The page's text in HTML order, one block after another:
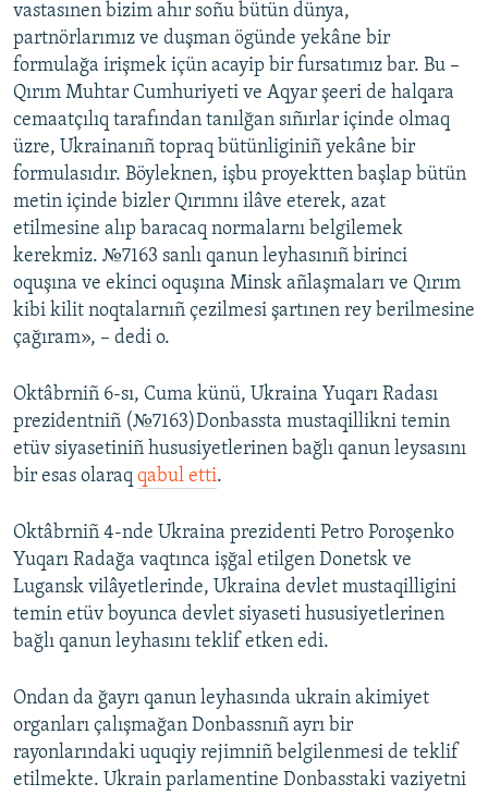
vastasınen bizim ahır soñu bütün dünya,
partnörlarımız ve duşman ögünde yekâne bir
formulağa irişmek içün acayip bir fursatımız bar. Bu –
Qırım Muhtar Cumhuriyeti ve Aqyar şeeri de halqara
cemaatçılıq tarafından tanılğan sıñırlar içinde olmaq
üzre, Ukrainanıñ topraq bütünliginiñ yekâne bir
formulasıdır. Böyleknen, işbu proyektten başlap bütün
metin içinde bizler Qırımnı ilâve eterek, azat
etilmesine alıp baracaq normalarnı belgilemek
kerekmiz. №7163 sanlı qanun leyhasınıñ birinci
oquşına ve ekinci oquşına Minsk añlaşmaları ve Qırım
kibi kilit noqtalarnıñ çezilmesi şartınen rey berilmesine
çağıram», – dedi o.
Oktâbrniñ 6-sı, Cuma künü, Ukraina Yuqarı Radası
prezidentniñ (№7163)​Donbassta mustaqillikni temin
etüv siyasetiniñ hususiyetlerinen bağlı qanun leysasını
bir esas olaraq qabul etti.
Oktâbrniñ 4-nde Ukraina prezidenti Petro Poroşenko
Yuqarı Radağa vaqtınca işğal etilgen Donetsk ve
Lugansk vilâyetlerinde, Ukraina devlet mustaqilligini
temin etüv boyunca devlet siyaseti hususiyetlerinen
bağlı qanun leyhasını teklif etken edi.
Ondan da ğayrı qanun leyhasında ukrain akimiyet
organları çalışmağan Donbassnıñ ayrı bir
rayonlarındaki uquqiy rejimniñ belgilenmesi de teklif
etilmekte. Ukrain parlamentine Donbasstaki vaziyetni